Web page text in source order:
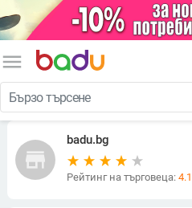
menu
store
badu.bg
Рейтинг на търговеца: